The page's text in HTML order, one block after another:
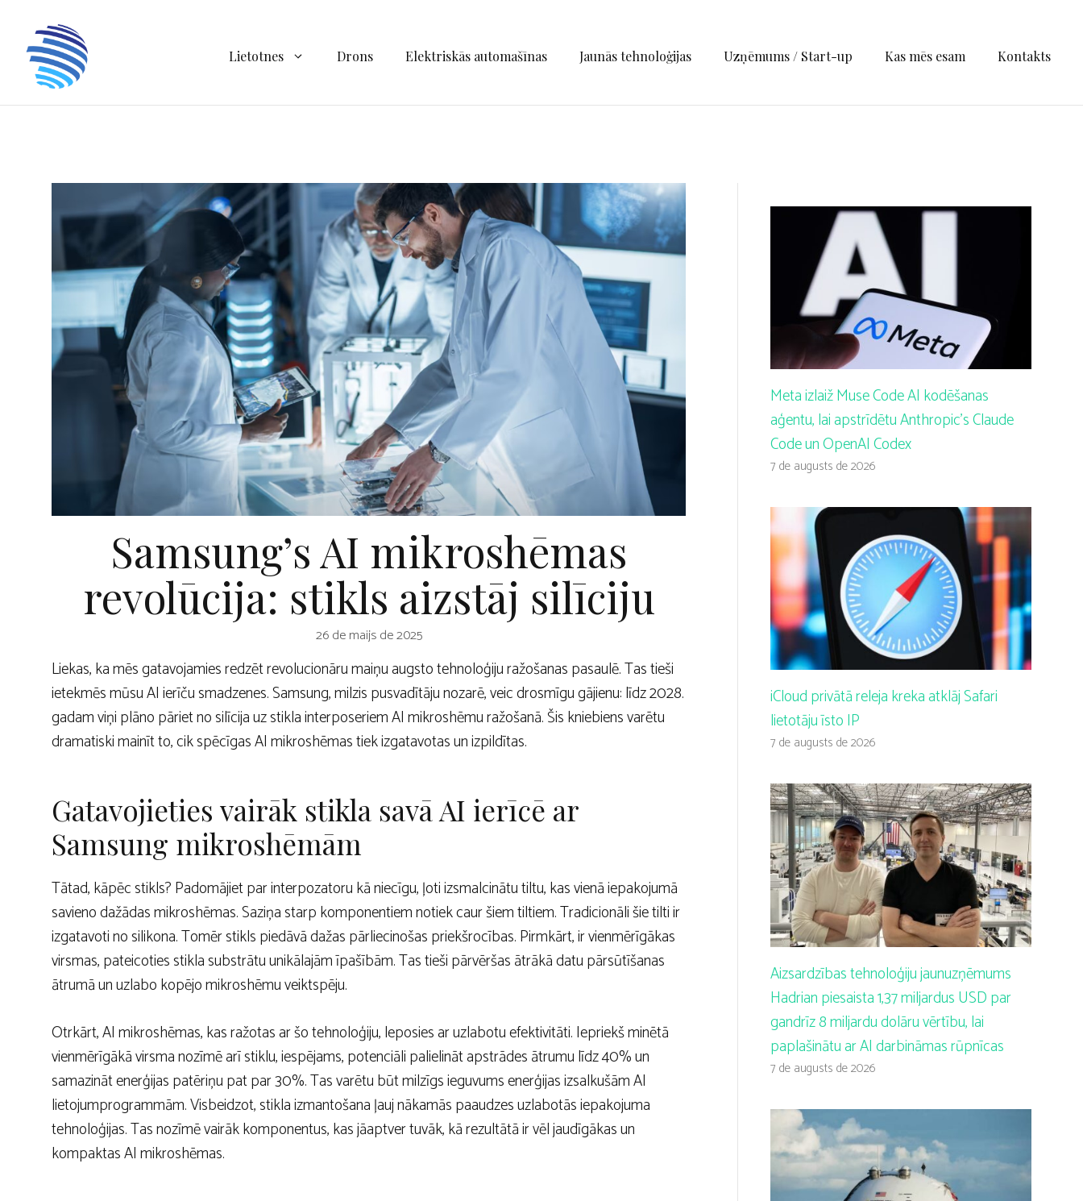
saturu
Lietotnes Drons Elektriskās automašīnas Jaunās tehnoloģijas Uzņēmums / Start-up Kas mēs esam Kontakts
Samsung’s AI mikroshēmas
revolūcija: stikls aizstāj silīciju
26 de maijs de 2025
Liekas, ka mēs gatavojamies redzēt revolucionāru maiņu augsto tehnoloģiju ražošanas pasaulē. Tas tieši
ietekmēs mūsu AI ierīču smadzenes. Samsung, milzis pusvadītāju nozarē, veic drosmīgu gājienu: līdz 2028.
gadam viņi plāno pāriet no silīcija uz stikla interposeriem AI mikroshēmu ražošanā. Šis kniebiens varētu
dramatiski mainīt to, cik spēcīgas AI mikroshēmas tiek izgatavotas un izpildītas.
Gatavojieties vairāk stikla savā AI ierīcē ar
Samsung mikroshēmām
Tātad, kāpēc stikls? Padomājiet par interpozatoru kā niecīgu, ļoti izsmalcinātu tiltu, kas vienā iepakojumā
savieno dažādas mikroshēmas. Saziņa starp komponentiem notiek caur šiem tiltiem. Tradicionāli šie tilti ir
izgatavoti no silikona. Tomēr stikls piedāvā dažas pārliecinošas priekšrocības. Pirmkārt, ir vienmērīgākas
virsmas, pateicoties stikla substrātu unikālajām īpašībām. Tas tieši pārvēršas ātrākā datu pārsūtīšanas
ātrumā un uzlabo kopējo mikroshēmu veiktspēju.
Otrkārt, AI mikroshēmas, kas ražotas ar šo tehnoloģiju, leposies ar uzlabotu efektivitāti. Iepriekš minētā
vienmērīgākā virsma nozīmē arī stiklu, iespējams, potenciāli palielināt apstrādes ātrumu līdz 40% un
samazināt enerģijas patēriņu pat par 30%. Tas varētu būt milzīgs ieguvums enerģijas izsalkušām AI
lietojumprogrammām. Visbeidzot, stikla izmantošana ļauj nākamās paaudzes uzlabotās iepakojuma
tehnoloģijas. Tas nozīmē vairāk komponentus, kas jāaptver tuvāk, kā rezultātā ir vēl jaudīgākas un
kompaktas AI mikroshēmas.
Meta izlaiž Muse Code AI kodēšanas
aģentu, lai apstrīdētu Anthropic’s Claude
Code un OpenAI Codex
7 de augusts de 2026
iCloud privātā releja kreka atklāj Safari
lietotāju īsto IP
7 de augusts de 2026
Aizsardzības tehnoloģiju jaunuzņēmums
Hadrian piesaista 1,37 miljardus USD par
gandrīz 8 miljardu dolāru vērtību, lai
paplašinātu ar AI darbināmas rūpnīcas
7 de augusts de 2026